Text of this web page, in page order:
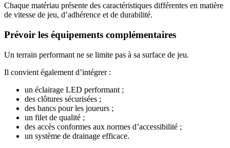
Chaque matériau présente des caractéristiques différentes en matière
de vitesse de jeu, d’adhérence et de durabilité.
Prévoir les équipements complémentaires
Un terrain performant ne se limite pas à sa surface de jeu.
Il convient également d’intégrer :
un éclairage LED performant ;
des clôtures sécurisées ;
des bancs pour les joueurs ;
un filet de qualité ;
des accès conformes aux normes d’accessibilité ;
un système de drainage efficace.